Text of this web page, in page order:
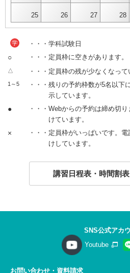
25 26 27 28
学 ・・・学科試験日
○ ・・・定員枠に空きがあります。
△ ・・・定員枠の残が少なくなって
1～5
・・・残りの予約枠数が5名以下
示しています。
●
・・・Webからの予約は締め切
けています。
×
・・・定員枠がいっぱいです。
けしています。
講習日程表・時間割
SNS公式アカ
Youtube
お問い合わせ・資料請求